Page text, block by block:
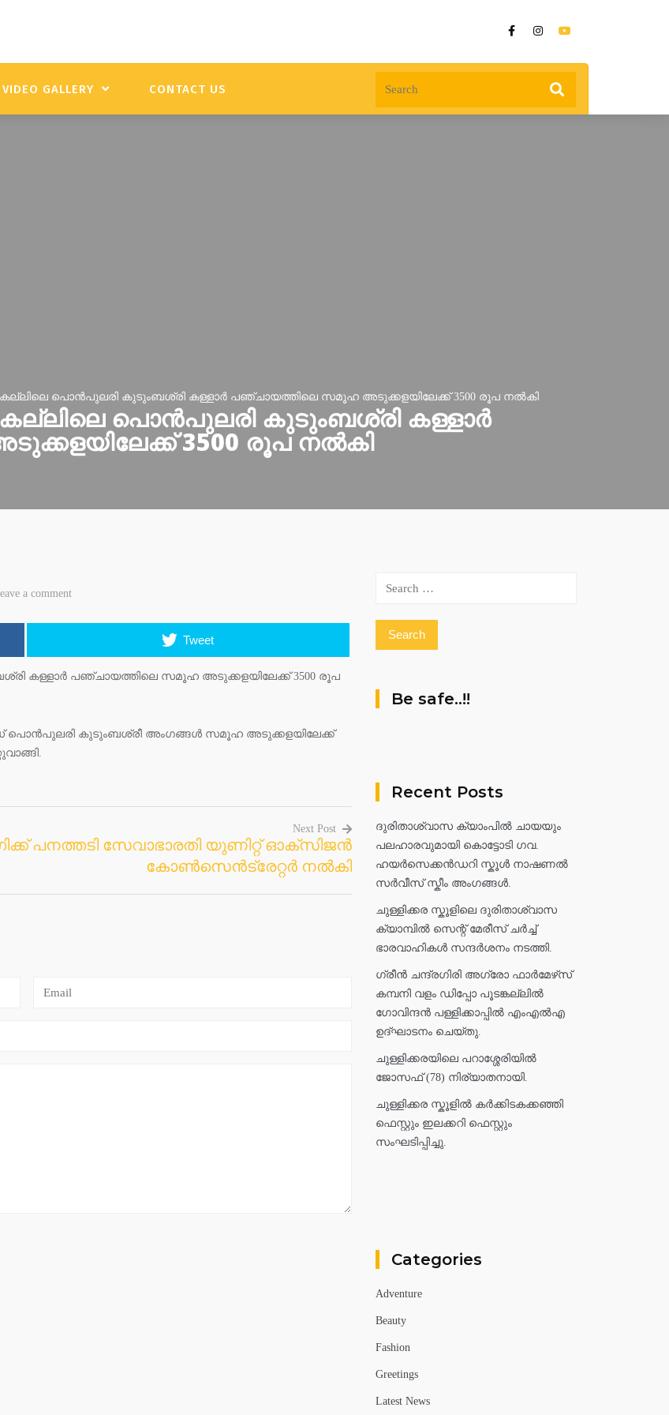
VIDEO GALLERY CONTACT US
പൊൻപുലരി കുടുംബശ്രി കള്ളാർ പഞ്ചായത്തിലെ സമൂഹ അടുക്കളയിലേക്ക് 3500 രൂപ നൽകി
പൊൻപുലരി കുടുംബശ്രി കള്ളാർ
3500 രൂപ നൽകി
a comment
Tweet
കള്ളാർ പഞ്ചായത്തിലെ സമൂഹ അടുക്കളയിലേക്ക് 3500 രൂപ
പൊൻപുലരി കുടുംബശ്രീ അംഗങ്ങൾ സമൂഹ അടുക്കളയിലേക്ക്
Next Post
പനത്തടി സേവാഭാരതി യുണിറ്റ് ഓക്സിജൻ
കോൺസെൻട്രേറ്റർ നൽകി
Be safe..!!
Recent Posts
ദുരിതാശ്വാസ ക്യാംപിൽ ചായയും
പലഹാരവുമായി കൊട്ടോടി ഗവ.
ഹയർസെക്കൻഡറി സ്കൂൾ നാഷണൽ
സർവീസ് സ്കീം അംഗങ്ങൾ.
ചുള്ളിക്കര സ്കൂളിലെ ദുരിതാശ്വാസ
ക്യാമ്പിൽ സെന്റ് മേരീസ് ചർച്ച്
ഭാരവാഹികൾ സന്ദർശനം നടത്തി.
ഗ്രീൻ ചന്ദ്രഗിരി അഗ്രോ ഫാർമേഴ്‌സ്
കമ്പനി വളം ഡിപ്പോ പൂടങ്കല്ലിൽ
ഗോവിന്ദൻ പള്ളിക്കാപ്പിൽ എംഎൽഎ
ഉദ്ഘാടനം ചെയ്തു.
ചുള്ളിക്കരയിലെ പറാശ്ശേരിയിൽ
ജോസഫ് (78) നിര്യാതനായി.
ചുള്ളിക്കര സ്കൂളിൽ കർക്കിടകക്കഞ്ഞി
ഫെസ്റ്റും ഇലക്കറി ഫെസ്റ്റും
സംഘടിപ്പിച്ചു.
Categories
Adventure
Beauty
Fashion
Greetings
Latest News